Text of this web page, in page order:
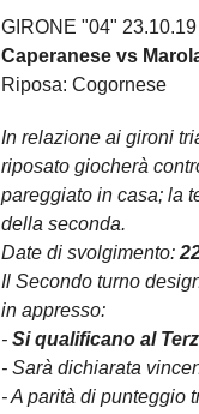
GIRONE "04"
Caperanese vs
Riposa: Cogornese
In relazione ai gironi
riposato giocherà
pareggiato in casa; la
della seconda.
Date di svolgimento:
Il Secondo turno
in appresso:
- Si qualificano al
- Sarà dichiarata
- A parità di punteggio